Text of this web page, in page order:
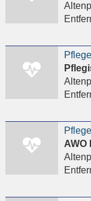
AWO